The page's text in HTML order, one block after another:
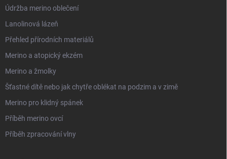
Údržba merino oblečení
Lanolinová lázeň
Přehled přírodních materiálů
Merino a atopický ekzém
Merino a žmolky
Šťastné dítě nebo jak chytře oblékat na podzim a v zimě
Merino pro klidný spánek
Příběh merino ovcí
Příběh zpracování vlny